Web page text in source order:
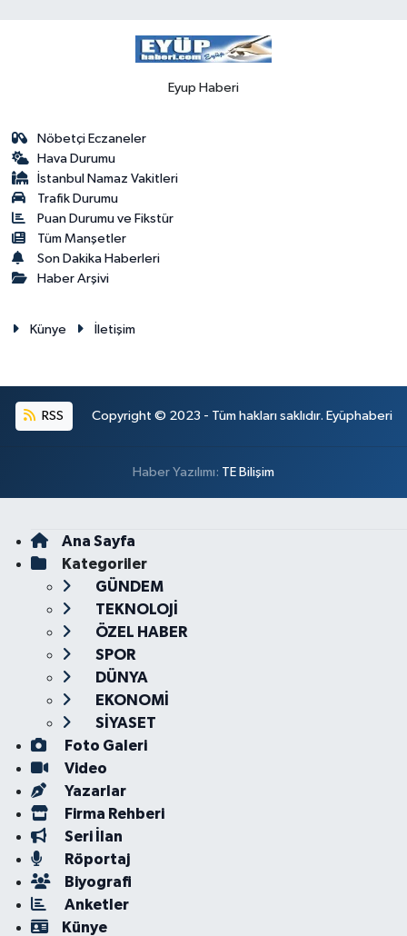
Eyup Haberi
Nöbetçi Eczaneler
Hava Durumu
İstanbul Namaz Vakitleri
Trafik Durumu
Puan Durumu ve Fikstür
Tüm Manşetler
Son Dakika Haberleri
Haber Arşivi
Künye İletişim
RSS Copyright © 2023 - Tüm hakları saklıdır. Eyüphaberi
Haber Yazılımı: TE Bilişim
Ana Sayfa
Kategoriler
GÜNDEM
TEKNOLOJİ
ÖZEL HABER
SPOR
DÜNYA
EKONOMİ
SİYASET
Foto Galeri
Video
Yazarlar
Firma Rehberi
Seri İlan
Röportaj
Biyografi
Anketler
Künye